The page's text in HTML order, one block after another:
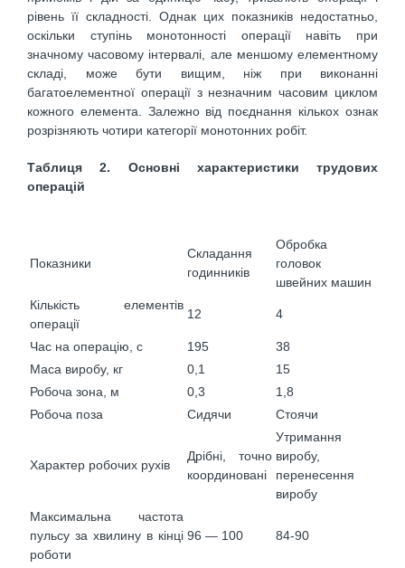
рівень її складності. Однак цих показників недостатньо,
оскільки ступінь монотонності операції навіть при
значному часовому інтервалі, але меншому елементному
складі, може бути вищим, ніж при виконанні
багатоелементної операції з незначним часовим циклом
кожного елемента. Залежно від поєднання кількох ознак
розрізняють чотири категорії монотонних робіт.
Таблиця2. Основні характеристики трудових
операцій
Показники
Складання
годинників
Обробка
головок
швейних машин
Кількість елементів
операції
12 4
Час на операцію, с 195
38
Маса виробу, кг
0,1
15
Робоча зона, м
0,3
1,8
Робоча поза
Сидячи Стоячи
Характер робочих рухів
Дрібні, точно
координовані
Утримання
виробу,
перенесення
виробу
Максимальна частота
пульсу за хвилину в кінці
роботи
96 — 100 84-90